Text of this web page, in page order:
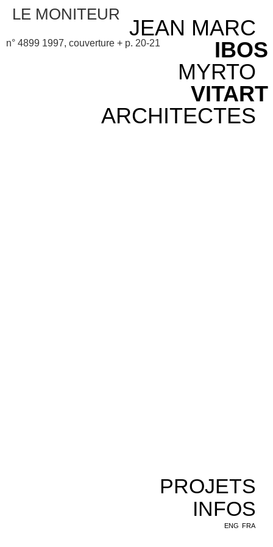
JEAN MARC
IBOS
MYRTO
VITART
ARCHITECTES
PROJETS
INFOS
ENG FRA
LE MONITEUR
n° 4899 1997, couverture + p. 20-21